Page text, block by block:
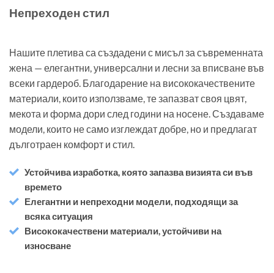
Непреходен стил
Нашите плетива са създадени с мисъл за съвременната
жена — елегантни, универсални и лесни за вписване във
всеки гардероб. Благодарение на висококачествените
материали, които използваме, те запазват своя цвят,
мекота и форма дори след години на носене. Създаваме
модели, които не само изглеждат добре, но и предлагат
дълготраен комфорт и стил.
Устойчива изработка, която запазва визията си във
времето
Елегантни и непреходни модели, подходящи за
всяка ситуация
Висококачествени материали, устойчиви на
износване